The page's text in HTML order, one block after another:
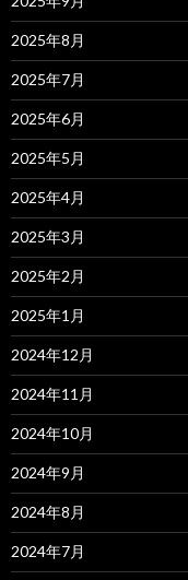
2025年8月
2025年7月
2025年6月
2025年5月
2025年4月
2025年3月
2025年2月
2025年1月
2024年12月
2024年11月
2024年10月
2024年9月
2024年8月
2024年7月